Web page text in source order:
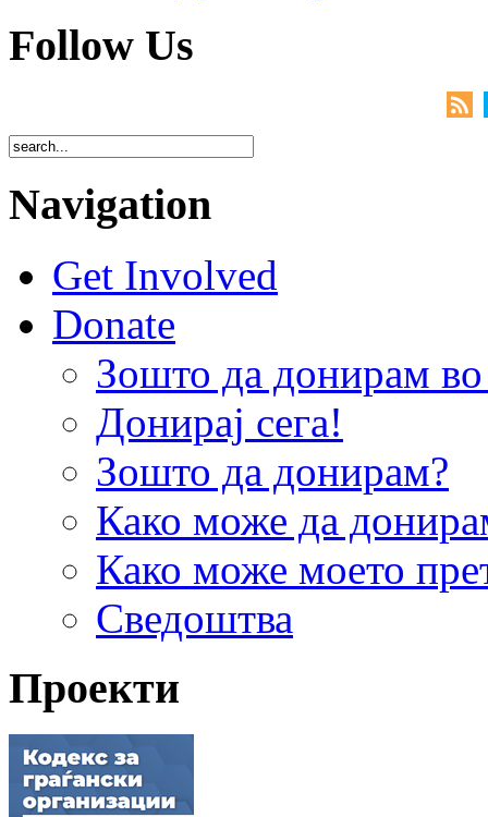
Follow Us
Navigation
Get Involved
Donate
Зошто да донирам
Донирај сега!
Зошто да донирам?
Како може да
Како може моето
Сведоштва
Проекти